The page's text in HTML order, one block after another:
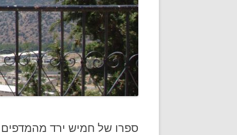
ספרו של חמיש ירד מהמדפים